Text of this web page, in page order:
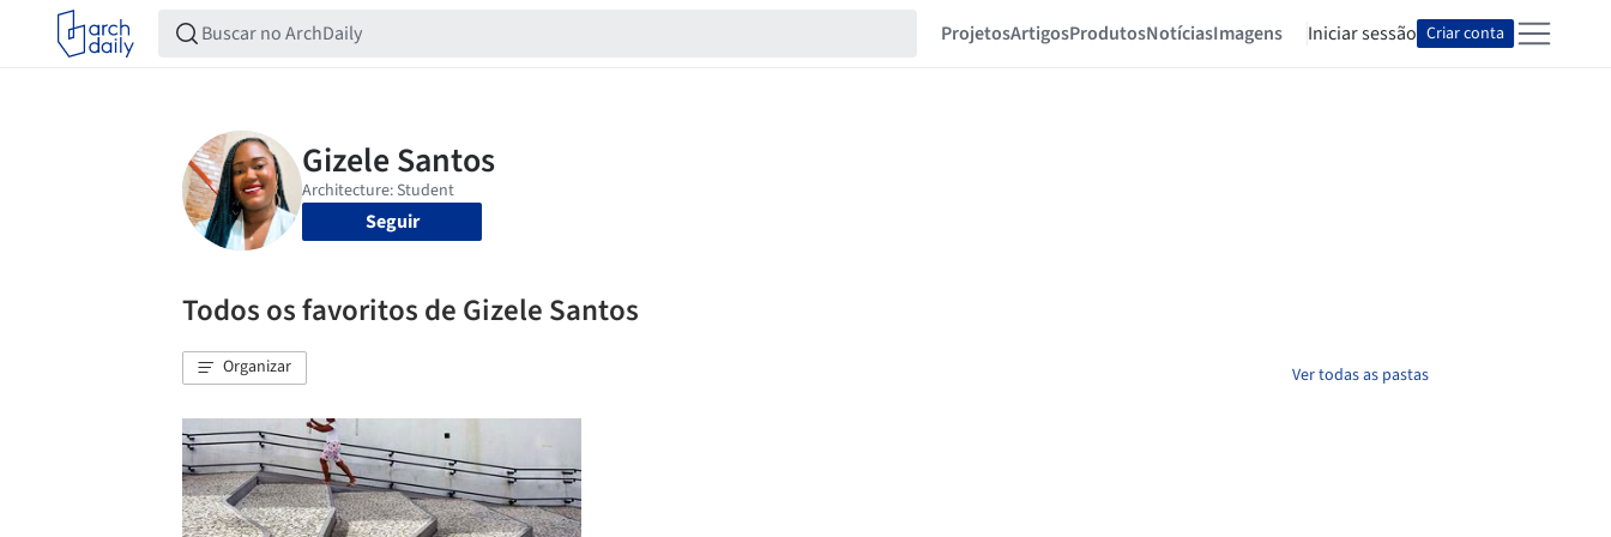
ProjetosArtigosProdutosNotíciasImagens Iniciar sessão Criar conta
Seguir
Todos os favoritos de Gizele Santos
Organizar Ver todas as pastas